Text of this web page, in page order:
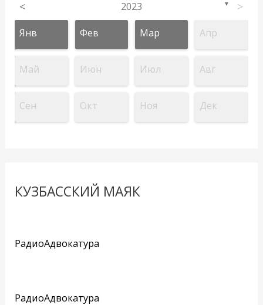
< 2023 ▼ >
Янв Фев Мар Апр
Май Июн Июл Авг
Сен Окт Ноя Дек
КУЗБАССКИЙ МАЯК
РадиоАдвокатура
РадиоАдвокатура